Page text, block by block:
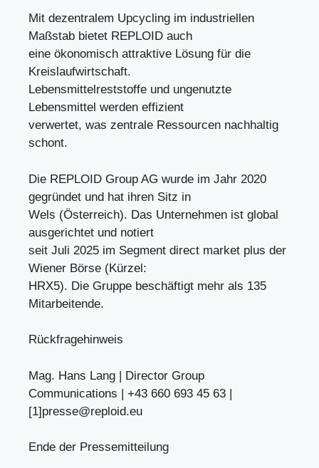
Mit dezentralem Upcycling im industriellen
Maßstab bietet REPLOID auch
eine ökonomisch attraktive Lösung für die
Kreislaufwirtschaft.
Lebensmittelreststoffe und ungenutzte
Lebensmittel werden effizient
verwertet, was zentrale Ressourcen nachhaltig
schont.
Die REPLOID Group AG wurde im Jahr 2020
gegründet und hat ihren Sitz in
Wels (Österreich). Das Unternehmen ist global
ausgerichtet und notiert
seit Juli 2025 im Segment direct market plus der
Wiener Börse (Kürzel:
HRX5). Die Gruppe beschäftigt mehr als 135
Mitarbeitende.
Rückfragehinweis
Mag. Hans Lang | Director Group
Communications | +43 660 693 45 63 |
[1]presse@reploid.eu
Ende der Pressemitteilung